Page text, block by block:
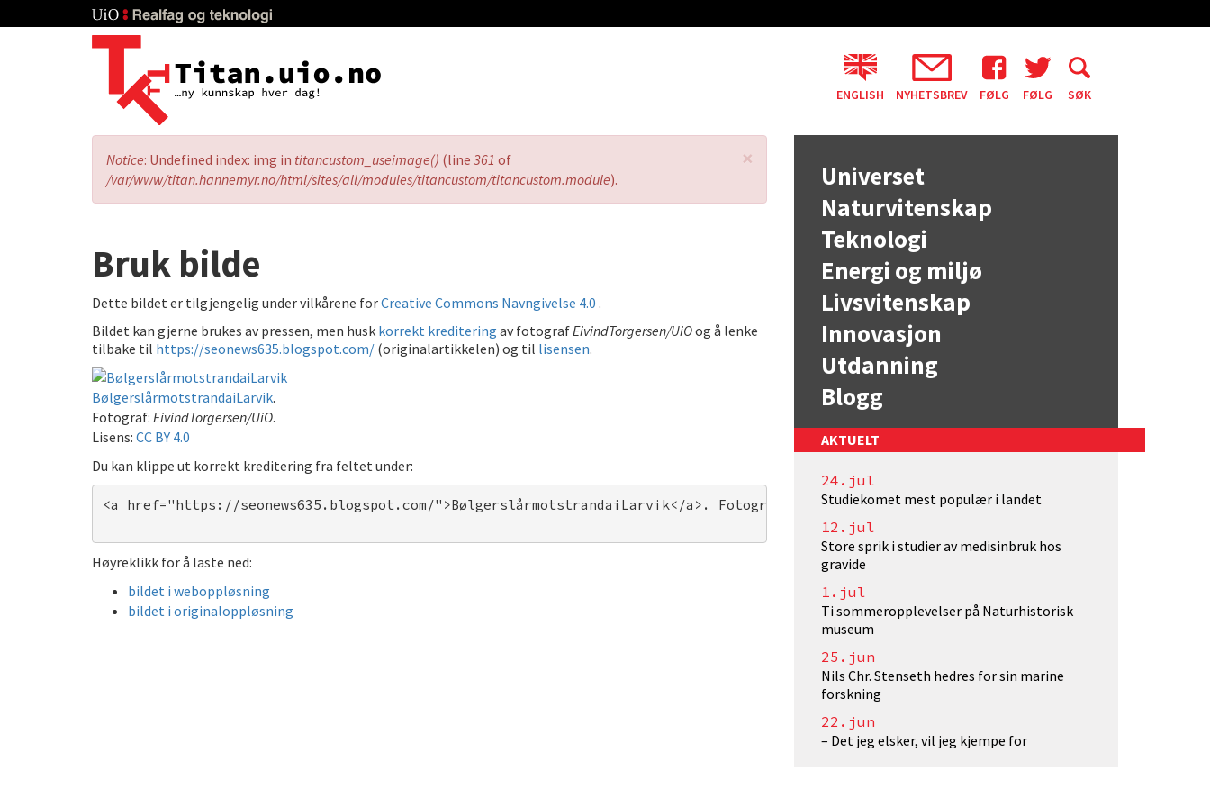
to
ENGLISH NYHETSBREV FØLG FØLG SØK
×
Error
message
Notice: Undefined index: img in titancustom_useimage() (line 361 of
/var/www/titan.hannemyr.no/html/sites/all/modules/titancustom/titancustom.module).
Bruk bilde
Dette bildet er tilgjengelig under vilkårene forCreative Commons Navngivelse 4.0 .
Bildet kan gjerne brukes av pressen, men husk korrekt kreditering av fotografEivindTorgersen/UiOog å lenke
tilbake til https://seonews635.blogspot.com/ (originalartikkelen) og til lisensen.
BølgerslårmotstrandaiLarvik.
Fotograf: EivindTorgersen/UiO.
Lisens: CC BY 4.0
Du kan klippe ut korrekt kreditering fra feltet under:
<a href="https://seonews635.blogspot.com/">BølgerslårmotstrandaiLarvik</a>. Fotograf: EivindTorgersen/UiO. Lisens: <a href="http://
Høyreklikk for å laste ned:
bildet i weboppløsning
bildet i originaloppløsning
Universet
Naturvitenskap
Teknologi
Energi og miljø
Livsvitenskap
Innovasjon
Utdanning
Blogg
AKTUELT
24.jul
Studiekomet mest populær i landet
12.jul
Store sprik i studier av medisinbruk hos
gravide
1.jul
Ti sommeropplevelser på Naturhistorisk
museum
25.jun
Nils Chr. Stenseth hedres for sin marine
forskning
22.jun
– Det jeg elsker, vil jeg kjempe for